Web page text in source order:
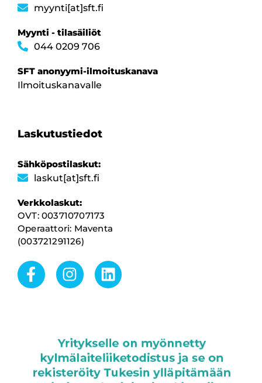
myynti[at]sft.fi
Myynti - tilasäiliöt
044 0209 706
SFT anonyymi-ilmoituskanava
Ilmoituskanavalle
Laskutustiedot
Sähköpostilaskut:
laskut[at]sft.fi
Verkkolaskut:
OVT: 003710707173
Operaattori: Maventa
(003721291126)